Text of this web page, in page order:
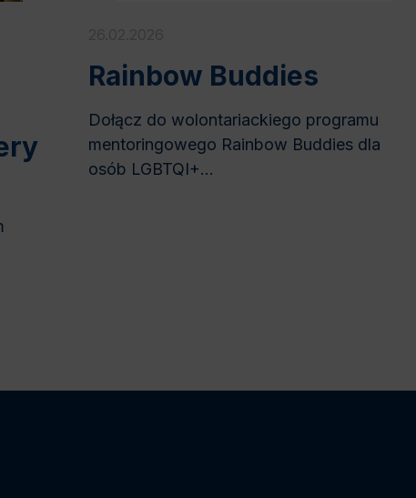
Rainbow Buddies
Dołącz do wolontariackiego programu
mentoringowego Rainbow Buddies dla
osób LGBTQI+...